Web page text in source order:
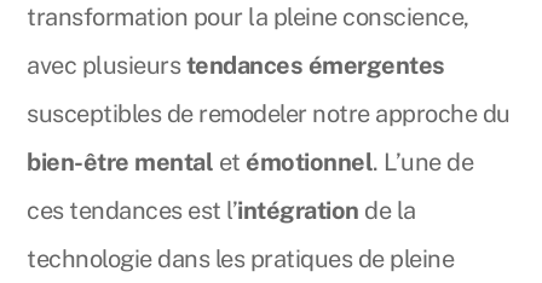
transformation pour la pleine conscience,
avec plusieurstendances émergentes
susceptibles de remodeler notre approche du
bien-être mental et émotionnel. L’une de
ces tendances est l’intégration de la
technologie dans les pratiques de pleine